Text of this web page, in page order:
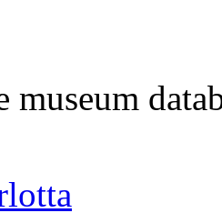
museum